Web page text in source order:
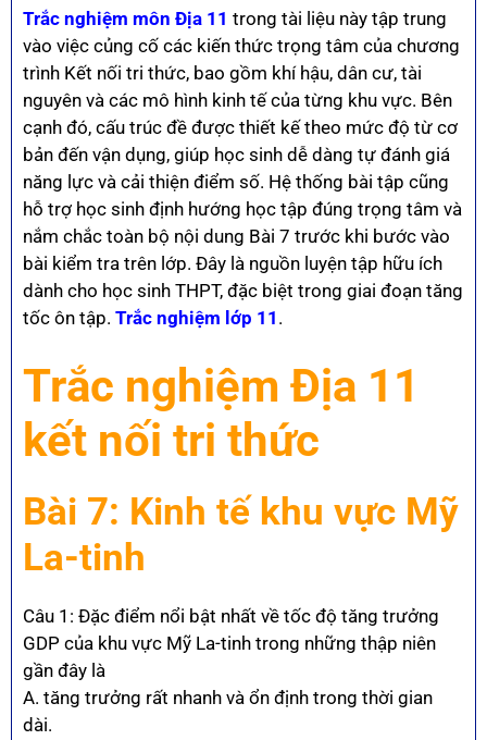
Trắc nghiệm môn Địa 11 trong tài liệu này tập trung
vào việc củng cố các kiến thức trọng tâm của chương
trình Kết nối tri thức, bao gồm khí hậu, dân cư, tài
nguyên và các mô hình kinh tế của từng khu vực. Bên
cạnh đó, cấu trúc đề được thiết kế theo mức độ từ cơ
bản đến vận dụng, giúp học sinh dễ dàng tự đánh giá
năng lực và cải thiện điểm số. Hệ thống bài tập cũng
hỗ trợ học sinh định hướng học tập đúng trọng tâm và
nắm chắc toàn bộ nội dung Bài 7 trước khi bước vào
bài kiểm tra trên lớp. Đây là nguồn luyện tập hữu ích
dành cho học sinh THPT, đặc biệt trong giai đoạn tăng
tốc ôn tập. Trắc nghiệm lớp 11 .
Trắc nghiệm Địa 11
kết nối tri thức
Bài 7: Kinh tế khu vực Mỹ
La-tinh
Câu 1: Đặc điểm nổi bật nhất về tốc độ tăng trưởng
GDP của khu vực Mỹ La-tinh trong những thập niên
gần đây là
A. tăng trưởng rất nhanh và ổn định trong thời gian
dài.